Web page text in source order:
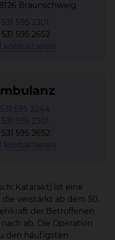
Braunschweig
595 2301
595 2652
kontaktieren
595 2244
595 2301
595 2652
kontaktieren
Katarakt) ist eine
verstärkt ab dem 50.
der Betroffenen
ab. Die Operation
den häufigsten